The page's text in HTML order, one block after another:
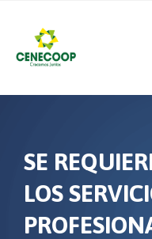
content
SE
LOS